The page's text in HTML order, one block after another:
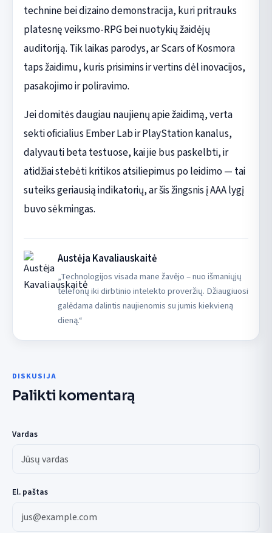
technine bei dizaino demonstracija, kuri pritrauks
platesnę veiksmo-RPG bei nuotykių žaidėjų
auditoriją. Tik laikas parodys, ar Scars of Kosmora
taps žaidimu, kuris prisimins ir vertins dėl inovacijos,
pasakojimo ir poliravimo.
Jei domitės daugiau naujienų apie žaidimą, verta
sekti oficialius Ember Lab ir PlayStation kanalus,
dalyvauti beta testuose, kai jie bus paskelbti, ir
atidžiai stebėti kritikos atsiliepimus po leidimo — tai
suteiks geriausią indikatorių, ar šis žingsnis į AAA lygį
buvo sėkmingas.
Austėja Kavaliauskaitė
„Technologijos visada mane žavėjo – nuo išmaniųjų
telefonų iki dirbtinio intelekto proveržių. Džiaugiuosi
galėdama dalintis naujienomis su jumis kiekvieną
dieną.“
DISKUSIJA
Palikti komentarą
Vardas
El. paštas